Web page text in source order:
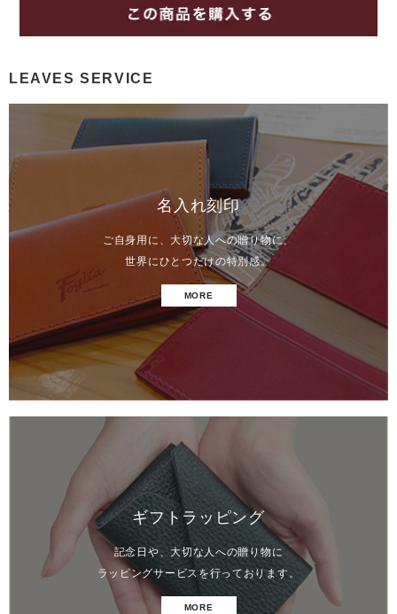
LEAVES SERVICE
名入れ刻印
ご自身用に、大切な人への贈り物に、
世界にひとつだけの特別感。
MORE
ギフトラッピング
記念日や、大切な人への贈り物に
ラッピングサービスを行っております。
MORE